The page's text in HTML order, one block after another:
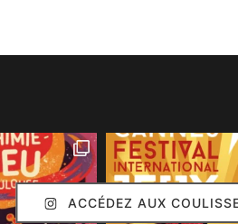
ACCÉDEZ AUX